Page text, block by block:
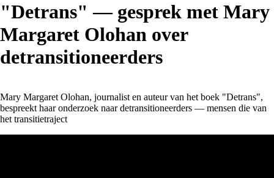
"Detrans" — gesprek met Mary
Margaret Olohan over
detransitioneerders
Mary Margaret Olohan, journalist en auteur van het boek "Detrans",
bespreekt haar onderzoek naar detransitioneerders — mensen die van
het transitietraject